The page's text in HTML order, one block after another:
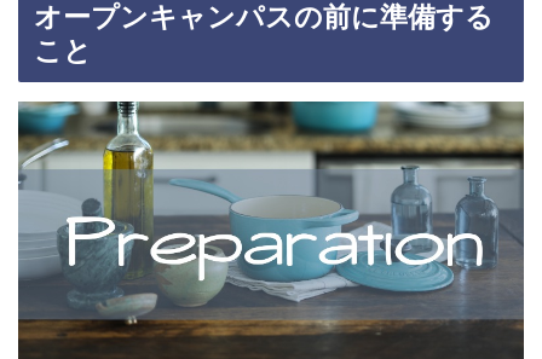
オープンキャンパスの前に準備する
こと